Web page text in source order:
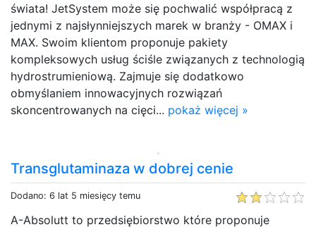
świata! JetSystem może się pochwalić współpracą z
jednymi z najsłynniejszych marek w branży - OMAX i
MAX. Swoim klientom proponuje pakiety
kompleksowych usług ściśle związanych z technologią
hydrostrumieniową. Zajmuje się dodatkowo
obmyślaniem innowacyjnych rozwiązań
skoncentrowanych na cięci... pokaż więcej »
Transglutaminaza w dobrej cenie
Dodano: 6 lat 5 miesięcy temu
A-Absolutt to przedsiębiorstwo które proponuje